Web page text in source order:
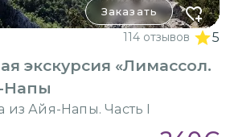
Заказать
114 отзывов 5
экскурсия «Лимассол.
Напы
из Айя-Напы. Часть I